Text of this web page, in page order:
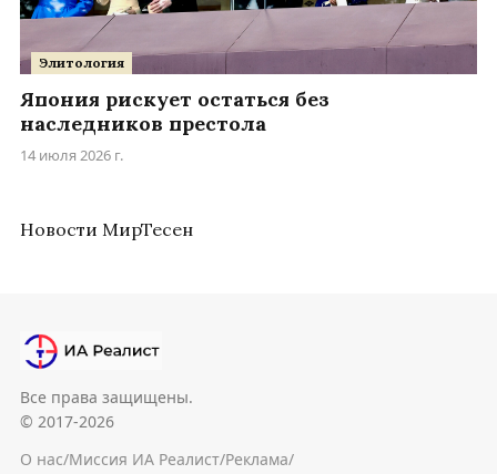
Элитология
Япония рискует остаться без
наследников престола
14 июля 2026 г.
Новости МирТесен
Все права защищены.
© 2017-2026
О нас/Миссия ИА Реалист/Реклама/